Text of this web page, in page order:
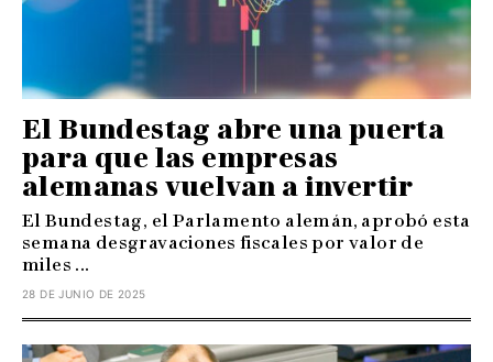
El Bundestag abre una puerta
para que las empresas
alemanas vuelvan a invertir
El Bundestag, el Parlamento alemán, aprobó esta
semana desgravaciones fiscales por valor de
miles ...
28 DE JUNIO DE 2025